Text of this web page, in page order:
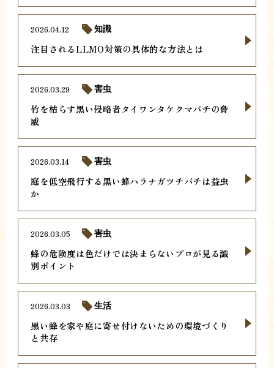
注目されるLLMO対策の具体的な方法とは
2026.04.12 知識
竹を枯らす黒い侵略者タイワンタケクマバチの脅
威
2026.03.29 害虫
庭を低空飛行する黒い蜂ハラナガツチバチは益虫
か
2026.03.14 害虫
蜂の危険度は色だけでは決まらないプロが見る識
別ポイント
2026.03.05 害虫
黒い蜂を家や庭に寄せ付けないための環境づくり
と共存
2026.03.03 生活